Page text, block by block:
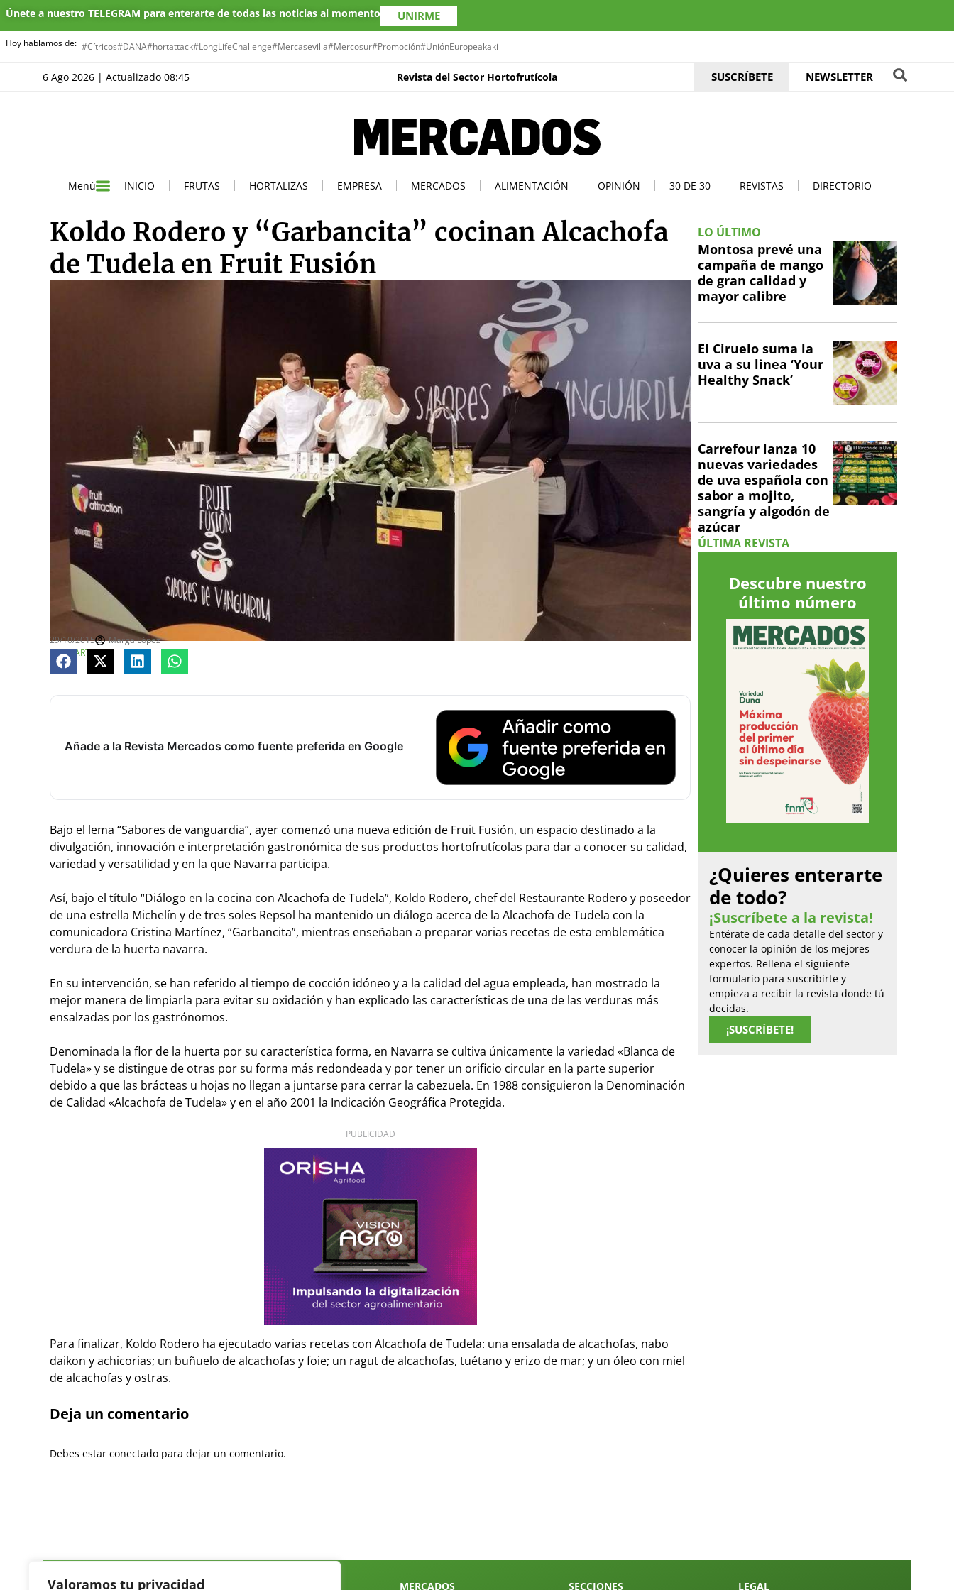
Valoramos tu privacidad
Únete a nuestro TELEGRAM para enterarte de todas las noticias al momento UNIRME
Hoy hablamos de: #Cítricos#DANA#hortattack#LongLifeChallenge#Mercasevilla#Mercosur#Promoción#UniónEuropeakaki
6 Ago 2026 | Actualizado 08:45 Revista del Sector Hortofrutícola SUSCRÍBETE NEWSLETTER
Menú INICIO FRUTAS HORTALIZAS EMPRESA MERCADOS ALIMENTACIÓN OPINIÓN 30 DE 30 REVISTAS DIRECTORIO
Koldo Rodero y “Garbancita” cocinan Alcachofa
de Tudela en Fruit Fusión
29/10/2015
Marga López
COMPARTE
Añade a la Revista Mercados como fuente preferida en Google
Bajo el lema “Sabores de vanguardia”, ayer comenzó una nueva edición de Fruit Fusión, un espacio destinado a la
divulgación, innovación e interpretación gastronómica de sus productos hortofrutícolas para dar a conocer su calidad,
variedad y versatilidad y en la que Navarra participa.
Así, bajo el título “Diálogo en la cocina con Alcachofa de Tudela”, Koldo Rodero, chef del Restaurante Rodero y poseedor
de una estrella Michelín y de tres soles Repsol ha mantenido un diálogo acerca de la Alcachofa de Tudela con la
comunicadora Cristina Martínez, “Garbancita”, mientras enseñaban a preparar varias recetas de esta emblemática
verdura de la huerta navarra.
En su intervención, se han referido al tiempo de cocción idóneo y a la calidad del agua empleada, han mostrado la
mejor manera de limpiarla para evitar su oxidación y han explicado las características de una de las verduras más
ensalzadas por los gastrónomos.
Denominada la flor de la huerta por su característica forma, en Navarra se cultiva únicamente la variedad «Blanca de
Tudela» y se distingue de otras por su forma más redondeada y por tener un orificio circular en la parte superior
debido a que las brácteas u hojas no llegan a juntarse para cerrar la cabezuela. En 1988 consiguieron la Denominación
de Calidad «Alcachofa de Tudela» y en el año 2001 la Indicación Geográfica Protegida.
PUBLICIDAD
Para finalizar, Koldo Rodero ha ejecutado varias recetas con Alcachofa de Tudela: una ensalada de alcachofas, nabo
daikon y achicorias; un buñuelo de alcachofas y foie; un ragut de alcachofas, tuétano y erizo de mar; y un óleo con miel
de alcachofas y ostras.
Deja un comentario
Debes estar conectado para dejar un comentario.
LO ÚLTIMO
Montosa prevé una
campaña de mango
de gran calidad y
mayor calibre
El Ciruelo suma la
uva a su linea ‘Your
Healthy Snack’
Carrefour lanza 10
nuevas variedades
de uva española con
sabor a mojito,
sangría y algodón de
azúcar
ÚLTIMA REVISTA
Descubre nuestro
último número
¿Quieres enterarte
de todo?
¡Suscríbete a la revista!
Entérate de cada detalle del sector y
conocer la opinión de los mejores
expertos. Rellena el siguiente
formulario para suscribirte y
empieza a recibir la revista donde tú
decidas.
¡SUSCRÍBETE!
MERCADOS SECCIONES LEGAL